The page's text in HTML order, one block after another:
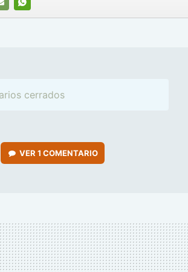
WHATSAPP
cerrados
VER 1 COMENTARIO